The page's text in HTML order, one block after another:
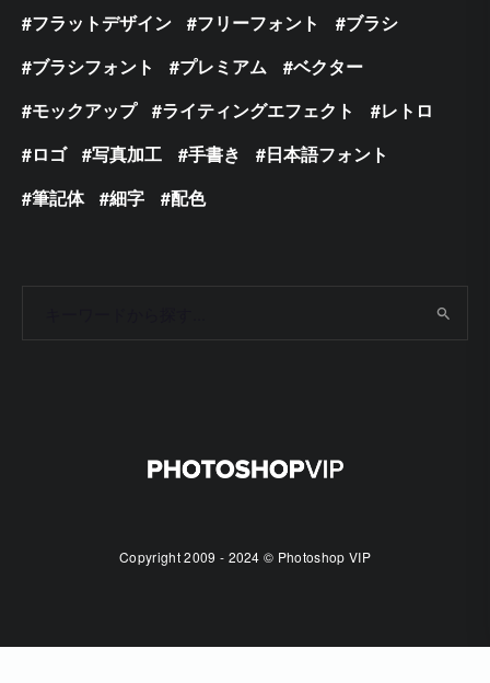
フラットデザイン
フリーフォント
ブラシ
ブラシフォント
プレミアム
ベクター
モックアップ
ライティングエフェクト
レトロ
ロゴ
写真加工 手書き
日本語フォント
筆記体
細字 配色
Copyright 2009 - 2024 © Photoshop VIP